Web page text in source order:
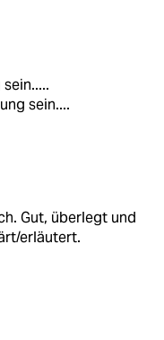
sein....
Gut, überlegt und
erläutert.